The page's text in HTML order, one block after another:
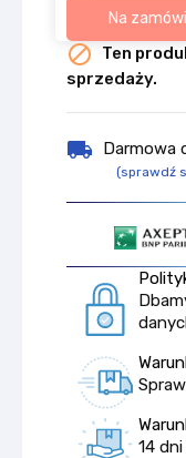
Na

Ten
sprzedaży.
local_shipping Darmowa
(sprawdź
14